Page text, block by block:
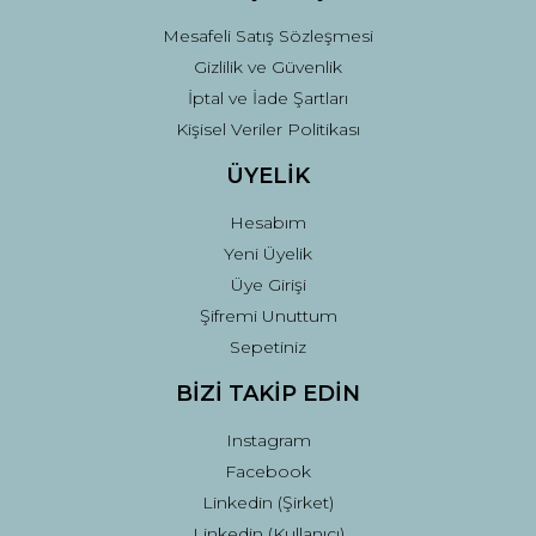
Mesafeli Satış Sözleşmesi
Gizlilik ve Güvenlik
İptal ve İade Şartları
Kişisel Veriler Politikası
ÜYELİK
Hesabım
Yeni Üyelik
Üye Girişi
Şifremi Unuttum
Sepetiniz
BİZİ TAKİP EDİN
Instagram
Facebook
Linkedin (Şirket)